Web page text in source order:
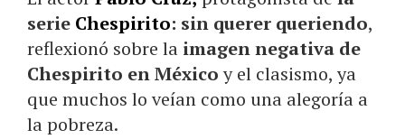
serie Chespirito: sin querer queriendo,
reflexionó sobre la imagen negativa de
Chespirito en Méxicoy el clasismo, ya
que muchos lo veían como una alegoría a
la pobreza.